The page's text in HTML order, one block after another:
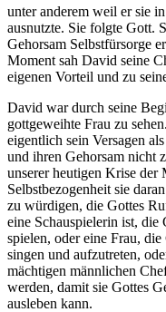
unter anderem weil er sie
ausnutzte. Sie folgte Gott.
Gehorsam Selbstfürsorge
Moment sah David seine
eigenen Vorteil und zu
David war durch seine
gottgeweihte Frau zu
eigentlich sein Versagen
und ihren Gehorsam nicht
unserer heutigen Krise der
Selbstbezogenheit sie
zu würdigen, die Gottes
eine Schauspielerin ist, die
spielen, oder eine Frau,
singen und aufzutreten,
mächtigen männlichen
werden, damit sie Gottes
ausleben kann.